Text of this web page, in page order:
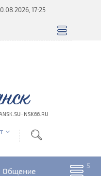
17:25
· NSK66.RU
Общение